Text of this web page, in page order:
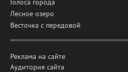
Лесное озеро
Весточка с передовой
Реклама на сайте
Аудитория сайта